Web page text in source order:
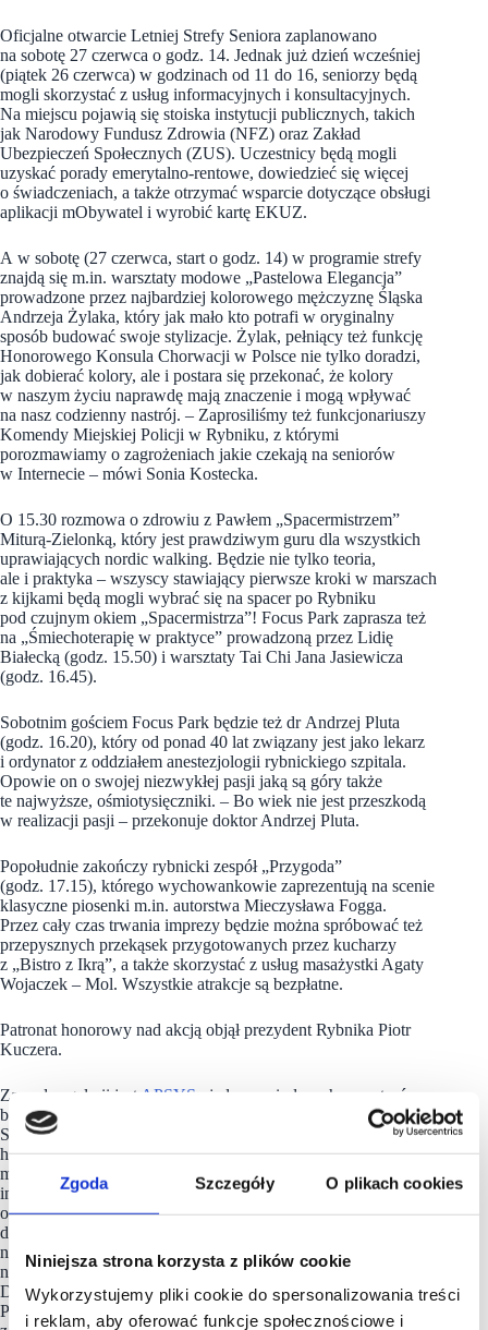
Zgoda Szczegóły O plikach cookies
Niniejsza strona korzysta z plików cookie
Wykorzystujemy pliki cookie do spersonalizowania treści
i reklam, aby oferować funkcje społecznościowe i
Oficjalne otwarcie Letniej Strefy Seniora zaplanowano
na sobotę 27 czerwca o godz. 14. Jednak już dzień wcześniej
(piątek 26 czerwca) w godzinach od 11 do 16, seniorzy będą
mogli skorzystać z usług informacyjnych i konsultacyjnych.
Na miejscu pojawią się stoiska instytucji publicznych, takich
jak Narodowy Fundusz Zdrowia (NFZ) oraz Zakład
Ubezpieczeń Społecznych (ZUS). Uczestnicy będą mogli
uzyskać porady emerytalno-rentowe, dowiedzieć się więcej
o świadczeniach, a także otrzymać wsparcie dotyczące obsługi
aplikacji mObywatel i wyrobić kartę EKUZ.
A w sobotę (27 czerwca, start o godz. 14) w programie strefy
znajdą się m.in. warsztaty modowe „Pastelowa Elegancja”
prowadzone przez najbardziej kolorowego mężczyznę Śląska
Andrzeja Żylaka, który jak mało kto potrafi w oryginalny
sposób budować swoje stylizacje. Żylak, pełniący też funkcję
Honorowego Konsula Chorwacji w Polsce nie tylko doradzi,
jak dobierać kolory, ale i postara się przekonać, że kolory
w naszym życiu naprawdę mają znaczenie i mogą wpływać
na nasz codzienny nastrój. – Zaprosiliśmy też funkcjonariuszy
Komendy Miejskiej Policji w Rybniku, z którymi
porozmawiamy o zagrożeniach jakie czekają na seniorów
w Internecie – mówi Sonia Kostecka.
O 15.30 rozmowa o zdrowiu z Pawłem „Spacermistrzem”
Miturą-Zielonką, który jest prawdziwym guru dla wszystkich
uprawiających nordic walking. Będzie nie tylko teoria,
ale i praktyka – wszyscy stawiający pierwsze kroki w marszach
z kijkami będą mogli wybrać się na spacer po Rybniku
pod czujnym okiem „Spacermistrza”! Focus Park zaprasza też
na „Śmiechoterapię w praktyce” prowadzoną przez Lidię
Białecką (godz. 15.50) i warsztaty Tai Chi Jana Jasiewicza
(godz. 16.45).
Sobotnim gościem Focus Park będzie też dr Andrzej Pluta
(godz. 16.20), który od ponad 40 lat związany jest jako lekarz
i ordynator z oddziałem anestezjologii rybnickiego szpitala.
Opowie on o swojej niezwykłej pasji jaką są góry także
te najwyższe, ośmiotysięczniki. – Bo wiek nie jest przeszkodą
w realizacji pasji – przekonuje doktor Andrzej Pluta.
Popołudnie zakończy rybnicki zespół „Przygoda”
(godz. 17.15), którego wychowankowie zaprezentują na scenie
klasyczne piosenki m.in. autorstwa Mieczysława Fogga.
Przez cały czas trwania imprezy będzie można spróbować też
przepysznych przekąsek przygotowanych przez kucharzy
z „Bistro z Ikrą”, a także skorzystać z usług masażystki Agaty
Wojaczek – Mol. Wszystkie atrakcje są bezpłatne.
Patronat honorowy nad akcją objął prezydent Rybnika Piotr
Kuczera.
Zarządcą galerii jest APSYS
, jeden z wiodących operatorów
branży nieruchomości komercyjnych w Polsce i we Francji.
Spółka realizuje działania w segmencie nieruchomości
handlowych, projektach mixed-use oraz inwestycjach
mieszkaniowych. Firma powstała w 1996 roku i działa jako
inwestor, deweloper, agent ds. najmu, menadżer projektu
oraz zarządca nieruchomości. Dzięki wieloletniemu
doświadczeniu i specjalistycznej wiedzy wszystkie działania,
niezależnie od wielkości i lokalizacji poszczególnych
nieruchomości, są̨ dopasowane do ich specyfiki.
Do największych inwestycji organizacji w Polsce należą
Posnania w Poznaniu i Manufaktura w Łodzi. APSYS Polska